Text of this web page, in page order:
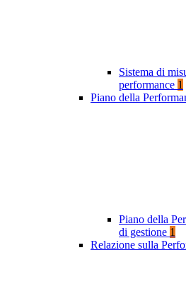
Sistema di
performance 1
Piano della
Piano della
di gestione 1
Relazione sulla